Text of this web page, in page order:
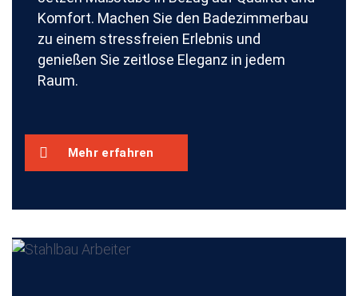
Komfort. Machen Sie den Badezimmerbau
zu einem stressfreien Erlebnis und
genießen Sie zeitlose Eleganz in jedem
Raum.
Mehr erfahren